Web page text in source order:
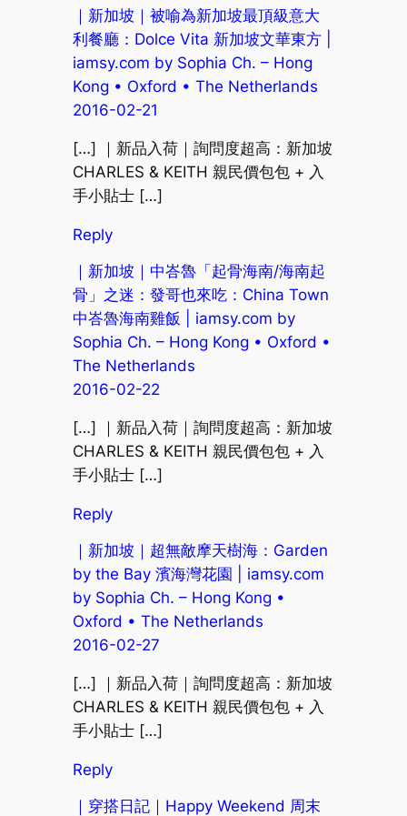
｜新加坡｜被喻為新加坡最頂級意大
利餐廳：Dolce Vita 新加坡文華東方 |
iamsy.com by Sophia Ch. – Hong
Kong • Oxford • The Netherlands
2016-02-21
[…] ｜新品入荷｜詢問度超高：新加坡
CHARLES & KEITH 親民價包包 + 入
手小貼士 […]
Reply
｜新加坡｜中峇魯「起骨海南/海南起
骨」之迷：發哥也來吃：China Town
中峇魯海南雞飯 | iamsy.com by
Sophia Ch. – Hong Kong • Oxford •
The Netherlands
2016-02-22
[…] ｜新品入荷｜詢問度超高：新加坡
CHARLES & KEITH 親民價包包 + 入
手小貼士 […]
Reply
｜新加坡｜超無敵摩天樹海：Garden
by the Bay 濱海灣花園 | iamsy.com
by Sophia Ch. – Hong Kong •
Oxford • The Netherlands
2016-02-27
[…] ｜新品入荷｜詢問度超高：新加坡
CHARLES & KEITH 親民價包包 + 入
手小貼士 […]
Reply
｜穿搭日記｜Happy Weekend 周末